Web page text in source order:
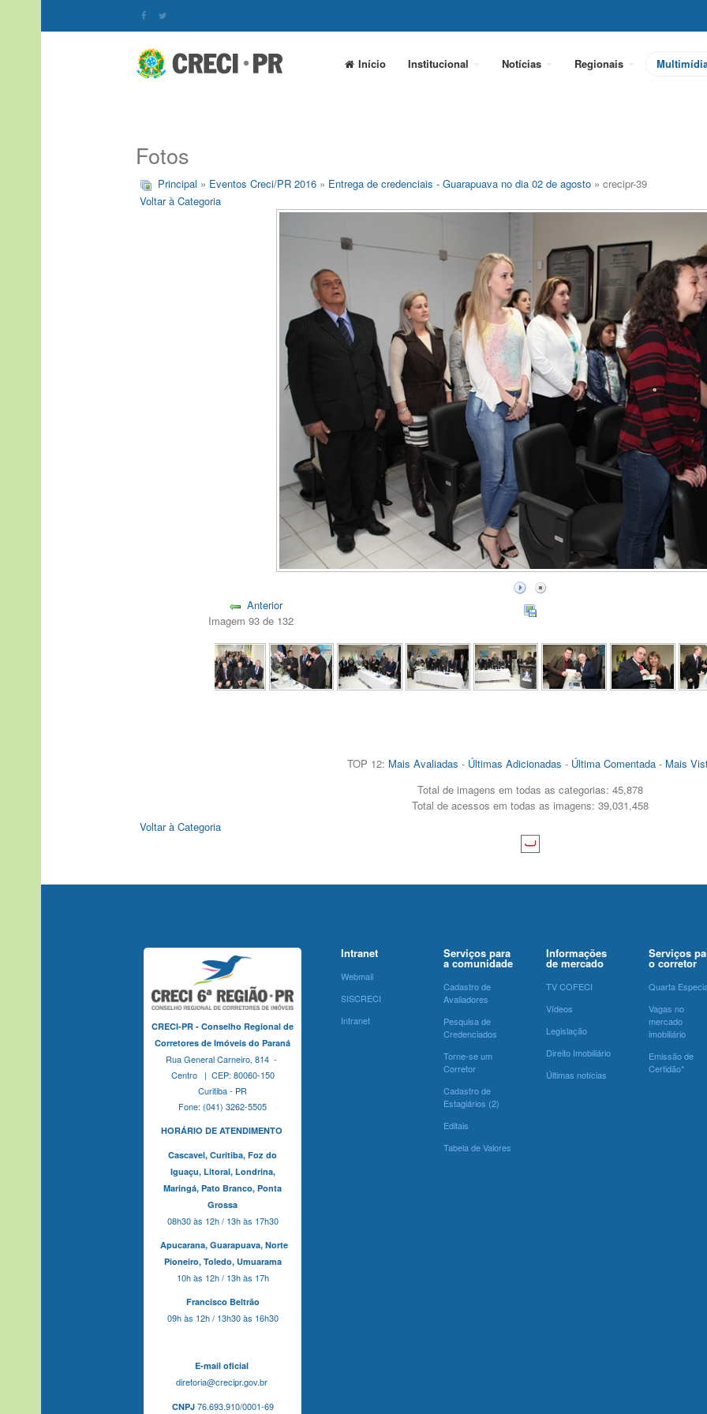
Início Institucional Notícias Regionais
Fotos
Principal » Eventos Creci/PR 2016 » Entrega de credenciais - Guarapuava no dia 02 de agosto » crecipr-39
Voltar à Categoria
Anterior
Imagem 93 de 132
TOP 12: Mais Avaliadas - Últimas Adicionadas - Última Comentada- Mais
Total de imagens em todas as categorias: 45,878
Total de acessos em todas as imagens: 39,031,458
Voltar à Categoria
CRECI-PR - Conselho Regional de
Corretores de Imóveis do Paraná
Rua General Carneiro, 814 -
Centro | CEP: 80060-150
Curitiba - PR
Fone: (041) 3262-5505
HORÁRIO DE ATENDIMENTO
Cascavel, Curitiba, Foz do
Iguaçu, Litoral, Londrina,
Maringá, Pato Branco, Ponta
Grossa
08h30 às 12h / 13h às 17h30
Apucarana, Guarapuava, Norte
Pioneiro, Toledo, Umuarama
10h às 12h / 13h às 17h
Francisco Beltrão
09h às 12h / 13h30 às 16h30
E-mail oficial
diretoria@crecipr.gov.br
CNPJ76.693.910/0001-69
Intranet
Webmail
SISCRECI
Intranet
Serviços para
a comunidade
Cadastro de
Avaliadores
Pesquisa de
Credenciados
Torne-se um
Corretor
Cadastro de
Estagiários (2)
Editais
Tabela de Valores
Informações
de mercado
TV COFECI
Vídeos
Legislação
Direito Imobiliário
Últimas notícias
Serviços
o corretor
Quarta
Vagas no
mercado
imobiliário
Emissão de
Certidão*